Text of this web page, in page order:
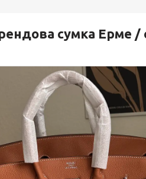
сумка Ерме /